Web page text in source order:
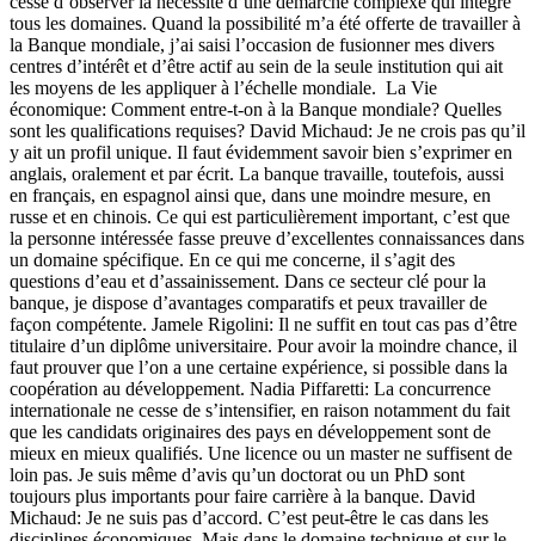
tous les domaines. Quand la possibilité m’a été offerte de travailler à
la Banque mondiale, j’ai saisi l’occasion de fusionner mes divers
centres d’intérêt et d’être actif au sein de la seule institution qui ait
les moyens de les appliquer à l’échelle mondiale. La Vie
économique: Comment entre-t-on à la Banque mondiale? Quelles
sont les qualifications requises? David Michaud: Je ne crois pas qu’il
y ait un profil unique. Il faut évidemment savoir bien s’exprimer en
anglais, oralement et par écrit. La banque travaille, toutefois, aussi
en français, en espagnol ainsi que, dans une moindre mesure, en
russe et en chinois. Ce qui est particulièrement important, c’est que
la personne intéressée fasse preuve d’excellentes connaissances dans
un domaine spécifique. En ce qui me concerne, il s’agit des
questions d’eau et d’assainissement. Dans ce secteur clé pour la
banque, je dispose d’avantages comparatifs et peux travailler de
façon compétente. Jamele Rigolini: Il ne suffit en tout cas pas d’être
titulaire d’un diplôme universitaire. Pour avoir la moindre chance, il
faut prouver que l’on a une certaine expérience, si possible dans la
coopération au développement. Nadia Piffaretti: La concurrence
internationale ne cesse de s’intensifier, en raison notamment du fait
que les candidats originaires des pays en développement sont de
mieux en mieux qualifiés. Une licence ou un master ne suffisent de
loin pas. Je suis même d’avis qu’un doctorat ou un PhD sont
toujours plus importants pour faire carrière à la banque. David
Michaud: Je ne suis pas d’accord. C’est peut-être le cas dans les